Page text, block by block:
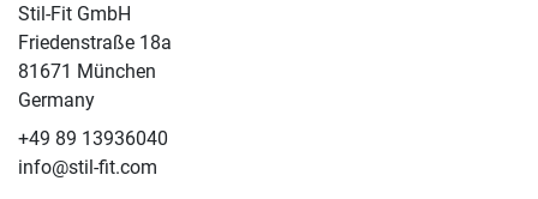
Stil-Fit GmbH
Friedenstraße 18a
81671 München
Germany
+49 89 13936040
info@stil-fit.com